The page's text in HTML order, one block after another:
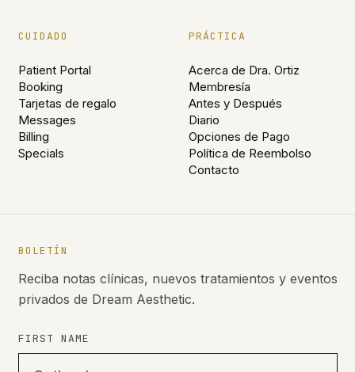
CUIDADO
Patient Portal
Booking
Tarjetas de regalo
Messages
Billing
Specials
PRÁCTICA
Acerca de Dra. Ortiz
Membresía
Antes y Después
Diario
Opciones de Pago
Política de Reembolso
Contacto
BOLETÍN
Reciba notas clínicas, nuevos tratamientos y eventos
privados de Dream Aesthetic.
FIRST NAME